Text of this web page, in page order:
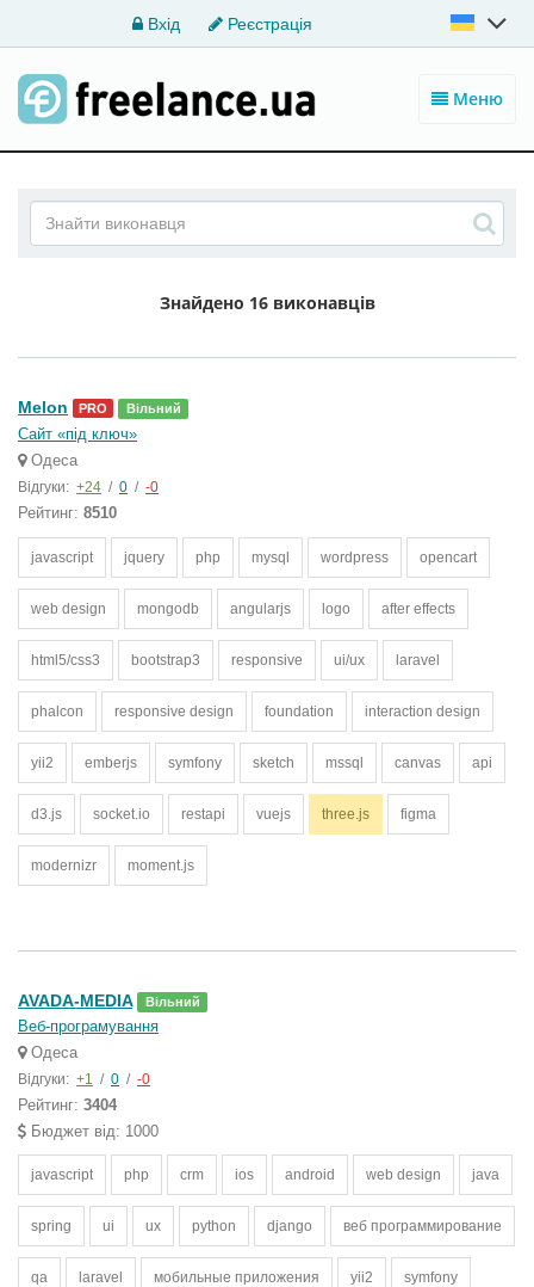
Вхід Реєстрація
Меню
Знайдено 16 виконавців
Melon PRO Вільний
Сайт «під ключ»
Одеса
Відгуки: +24 / 0 / -0
Рейтинг: 8510
javascript jquery php mysql wordpress opencart
web design mongodb angularjs logo after effects
html5/css3 bootstrap3 responsive ui/ux laravel
phalcon responsive design foundation interaction design
yii2 emberjs symfony sketch mssql canvas api
d3.js socket.io restapi vuejs three.js figma
modernizr moment.js
AVADA-MEDIA Вільний
Веб-програмування
Одеса
Відгуки: +1 / 0 / -0
Рейтинг: 3404
Бюджет від: 1000
javascript php crm ios android web design java
spring ui ux python django веб программирование
qa laravel мобильные приложения yii2 symfony